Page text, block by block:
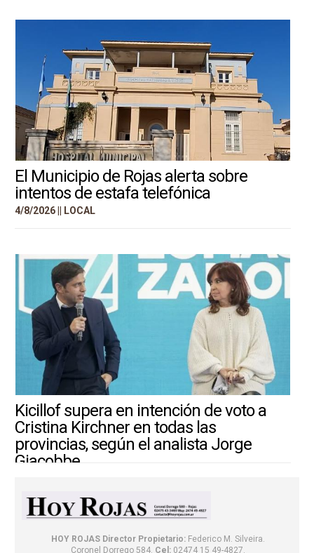
El Municipio de Rojas alerta sobre
intentos de estafa telefónica
4/8/2026 || LOCAL
Kicillof supera en intención de voto a
Cristina Kirchner en todas las
provincias, según el analista Jorge
Giacobbe
HOY ROJAS Director Propietario:Federico M. Silveira.
Coronel Dorrego 584. Cel:02474 15 49-4827.